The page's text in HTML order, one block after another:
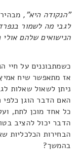
"הנקודה היא",
לגבי מה לשמור
הנישואים שלהם אולי
כשמתבוננים על חיי
אז מתאפשר שיח
ניתן לשאול שאלות
האם הדבר הוגן
כל אחד מוכן לתת,
הדבר יכול להציב
הבחירות הכלכליות
בהמשך?